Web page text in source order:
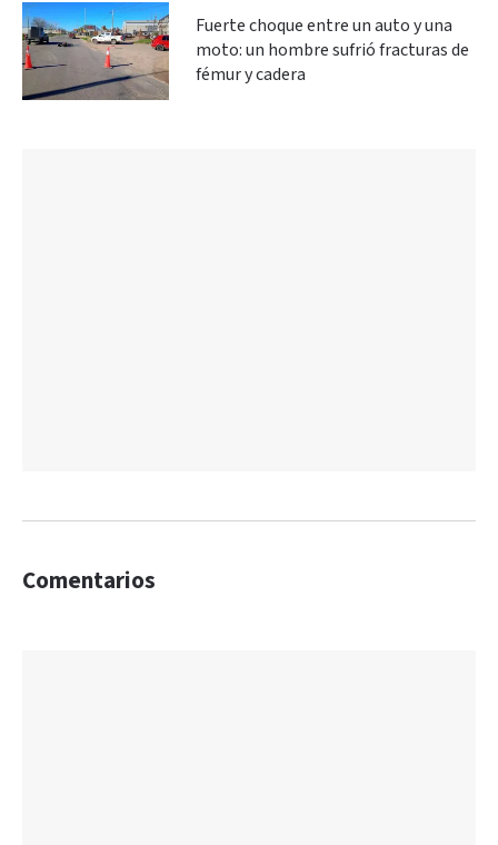
Fuerte choque entre un auto y una
moto: un hombre sufrió fracturas de
fémur y cadera
Comentarios